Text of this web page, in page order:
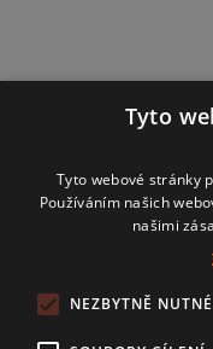
Tyto
Tyto webové stránky
Používáním našich
našimi
NEZBYTNĚ